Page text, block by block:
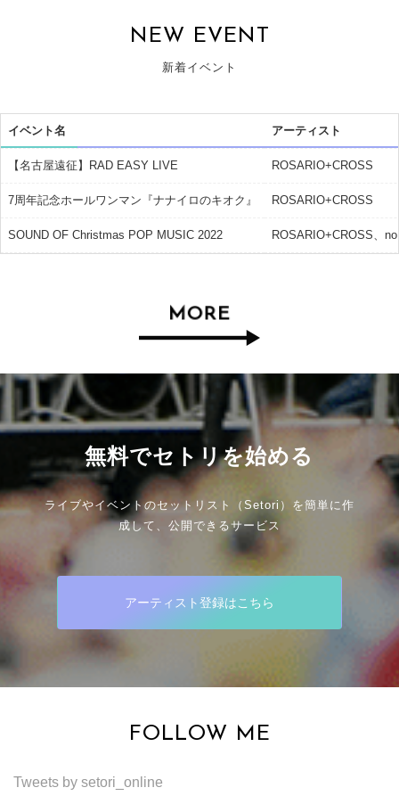
NEW EVENT
新着イベント
イベント名 アーティスト
【名古屋遠征】RAD EASY LIVE ROSARIO+CROSS
7周年記念ホールワンマン『ナナイロのキオク』 ROSARIO+CROSS
SOUND OF Christmas POP MUSIC 2022 ROSARIO+CROSS、
MORE
無料でセトリを始める
ライブやイベントのセットリスト（Setori）を簡単に作
成して、公開できるサービス
アーティスト登録はこちら
FOLLOW ME
Tweets by setori_online